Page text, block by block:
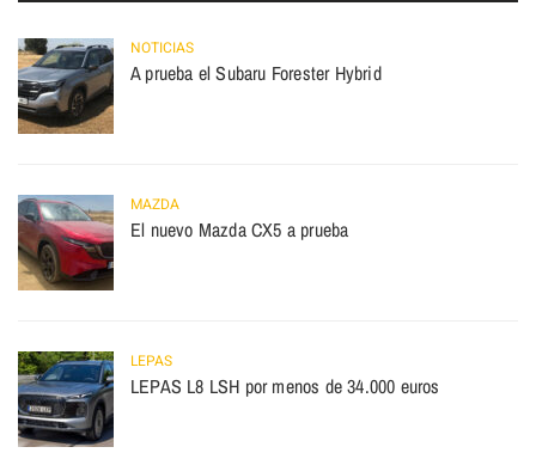
NOTICIAS
A prueba el Subaru Forester Hybrid
MAZDA
El nuevo Mazda CX5 a prueba
LEPAS
LEPAS L8 LSH por menos de 34.000 euros